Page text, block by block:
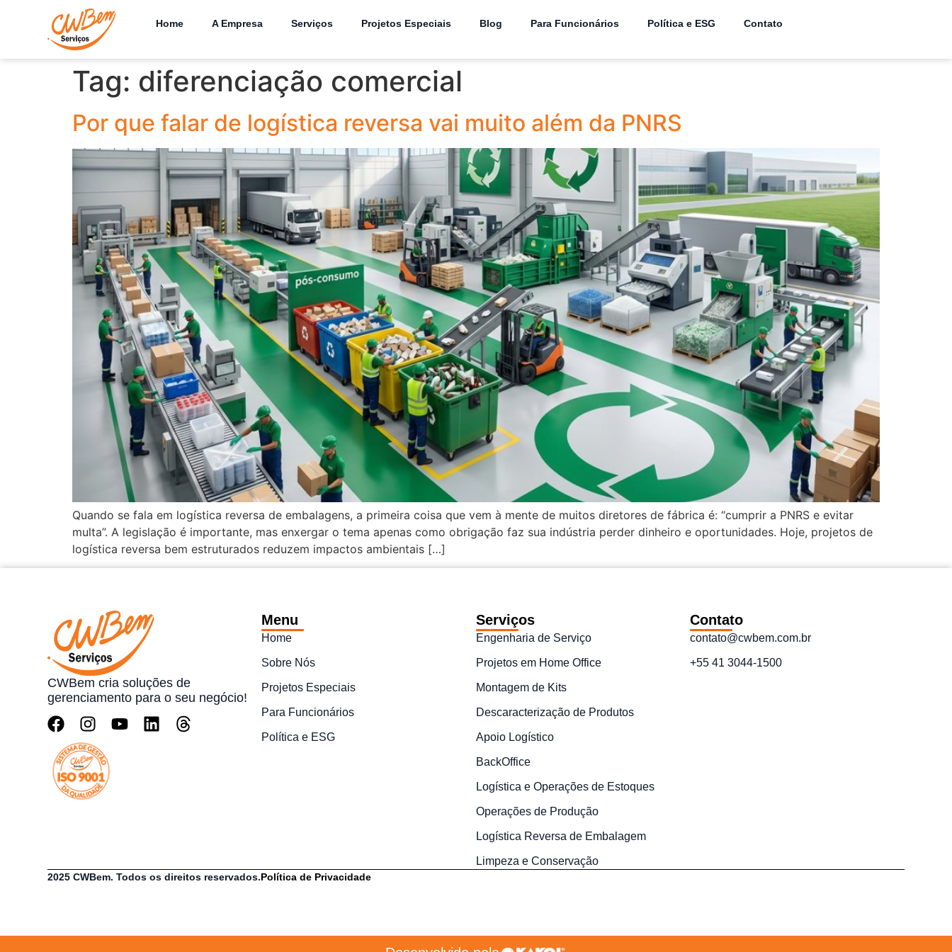
Home A Empresa Serviços Projetos Especiais Blog Para Funcionários Política e ESG Contato
Tag: diferenciação comercial
Por que falar de logística reversa vai muito além da PNRS
Quando se fala em logística reversa de embalagens, a primeira coisa que vem à mente de muitos diretores de fábrica é: “cumprir a PNRS e evitar
multa”. A legislação é importante, mas enxergar o tema apenas como obrigação faz sua indústria perder dinheiro e oportunidades. Hoje, projetos de
logística reversa bem estruturados reduzem impactos ambientais […]
CWBem cria soluções de
gerenciamento para o seu negócio!
Menu
Home
Sobre Nós
Projetos Especiais
Para Funcionários
Política e ESG
Serviços
Engenharia de Serviço
Projetos em Home Office
Montagem de Kits
Descaracterização de Produtos
Apoio Logístico
BackOffice
Logística e Operações de Estoques
Operações de Produção
Logística Reversa de Embalagem
Limpeza e Conservação
Contato
contato@cwbem.com.br
+55 41 3044-1500
2025 CWBem. Todos os direitos reservados.Política de Privacidade